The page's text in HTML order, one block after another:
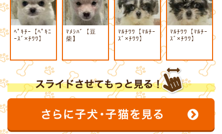
ﾍﾟｷﾁｰ【ﾍﾟｷﾆ
ｰｽﾞ×ﾁﾜﾜ】
ﾏﾒｼﾊﾞ【豆
柴】
ﾏﾙﾁﾜﾜ【ﾏﾙﾁｰ
ｽﾞ×ﾁﾜﾜ】
ﾏﾙﾁﾜﾜ【ﾏﾙﾁｰ
ｽﾞ×ﾁﾜﾜ】